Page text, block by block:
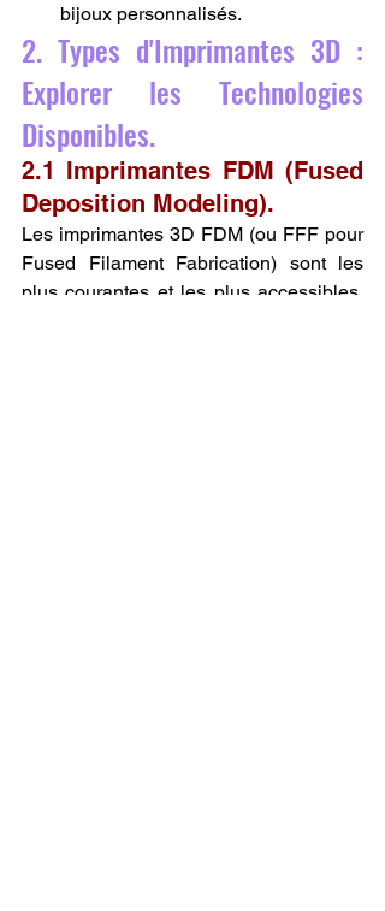
bijoux personnalisés.
2. Types d'Imprimantes 3D :
Explorer les Technologies
Disponibles.
2.1 Imprimantes FDM (Fused
Deposition Modeling).
Les imprimantes 3D FDM (ou FFF pour
Fused Filament Fabrication) sont les
plus courantes et les plus accessibles.